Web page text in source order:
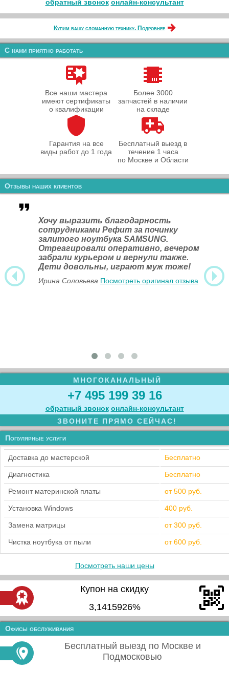
обратный звонок онлайн‑консультант
Купим вашу сломанную технику. Подробнее
С нами приятно работать
Все наши мастера
имеют сертификаты
о квалификации
Более 3000
запчастей в наличии
на складе
Гарантия на все
виды работ до 1 года
Бесплатный выезд в
течение 1 часа
по Москве и Области
Отзывы наших клиентов
Хочу выразить благодарность
сотрудниками Рефит за починку
залитого ноутбука SAMSUNG.
Отреагировали оперативно, вечером
забрали курьером и вернули также.
Дети довольны, играют муж тоже!
Ирина Соловьева Посмотреть оригинал отзыва
МНОГОКАНАЛЬНЫЙ
+7 495 199 39 16
обратный звонок онлайн‑консультант
ЗВОНИТЕ ПРЯМО СЕЙЧАС!
Популярные услуги
Доставка до мастерской Бесплатно
Диагностика Бесплатно
Ремонт материнской платы от 500 руб.
Установка Windows 400 руб.
Замена матрицы от 300 руб.
Чистка ноутбука от пыли от 600 руб.
Посмотреть наши цены
Купон на скидку
3,1415926%
Офисы обслуживания
Бесплатный выезд по Москве и
Подмосковью